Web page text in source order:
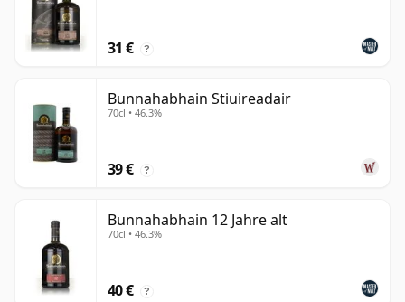
31 € ?
Bunnahabhain Stiuireadair
70cl • 46.3%
39 € ?
Bunnahabhain 12 Jahre alt
70cl • 46.3%
40 € ?